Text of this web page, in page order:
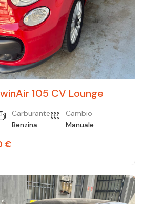
105 CV Lounge
Carburante
Benzina
Cambio
Manuale
€